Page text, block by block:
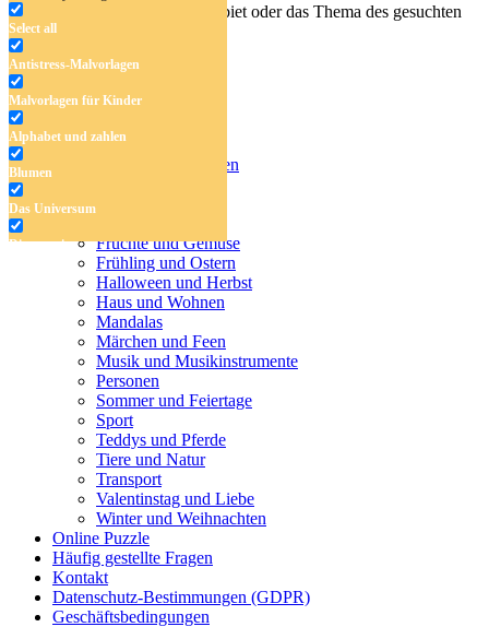
Select all
Antistress-Malvorlagen
Malvorlagen für Kinder
Alphabet und zahlen
Blumen
Das Universum
Dinosaurier
Früchte und Gemüse
Frühling und Ostern
Halloween und Herbst
Haus und Wohnen
Märchen und Feen
Musik und Musikinstrumente
Personen
Sommer und Feiertage
Sport
Geben Sie den Namen, das Gebiet oder das Thema des gesuchten
Malbuchs ein.
Malvorlagen für Kinder
Alphabet und zahlen
Früchte und Gemüse
Frühling und Ostern
Halloween und Herbst
Haus und Wohnen
Mandalas
Märchen und Feen
Musik und Musikinstrumente
Personen
Sommer und Feiertage
Sport
Teddys und Pferde
Tiere und Natur
Transport
Valentinstag und Liebe
Winter und Weihnachten
Online Puzzle
Häufig gestellte Fragen
Kontakt
Datenschutz-Bestimmungen (GDPR)
Geschäftsbedingungen